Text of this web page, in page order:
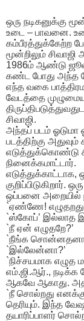
ஒரு நடிகனுக்கு
உடை – பாவனை.
கம்பீரத்துக்கேற்ற
மூன்றிலும்
1986ம் ஆண்டு
கண்ட போது அந்த
எந்த வகை
வேடத்தை
சிவாஜி.
அந்தப் படம் ஓடுமா
படத்திற்கு
எடுத்துக்கொண்டு
நினைக்கமாட்டார்.
எடுத்துக்காட்டாக,
குறிப்பிடுகிறார்.
ஒப்பனை அறையில்
`ஏண்ணே!
`ஸ்கோப்’ இல்லாத
`நீ ஏன் எழுதறே?’
`நீங்க சொன்னதனால
`இல்லேன்னா?’
`நிச்சயமாக எழுத
எம்.ஜி.ஆர்.,
ஆகவே ஆகாது.
`நீ சொல்றது
தெரியும். இந்த
தயாரிப்பாளர்